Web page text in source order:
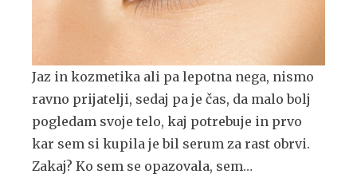
Jaz in kozmetika ali pa lepotna nega, nismo
ravno prijatelji, sedaj pa je čas, da malo bolj
pogledam svoje telo, kaj potrebuje in prvo
kar sem si kupila je bil serum za rast obrvi.
Zakaj? Ko sem se opazovala, sem…